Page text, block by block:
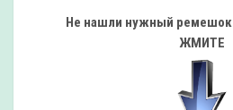
Не нашли нужный ремешок
ЖМИТЕ